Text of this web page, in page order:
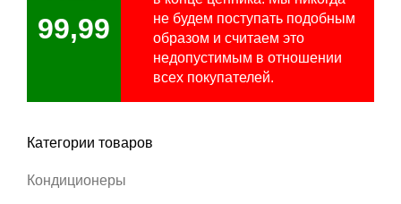
99,99
не будем поступать подобным
образом и считаем это
недопустимым в отношении
всех покупателей.
Категории товаров
Кондиционеры